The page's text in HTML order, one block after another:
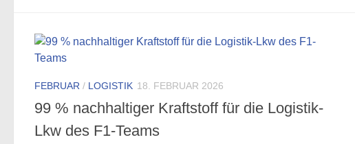
FEBRUAR / LOGISTIK 18. FEBRUAR 2026
99 % nachhaltiger Kraftstoff für die Logistik-
Lkw des F1-Teams